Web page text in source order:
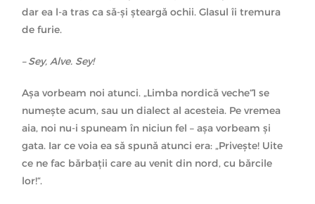
dar ea l-a tras ca să-și șteargă ochii. Glasul îi tremura
de furie.
– Sey, Alve. Sey!
Așa vorbeam noi atunci. „Limba nordică veche“1 se
numește acum, sau un dialect al acesteia. Pe vremea
aia, noi nu-i spuneam în niciun fel – așa vorbeam și
gata. Iar ce voia ea să spună atunci era: „Privește! Uite
ce ne fac bărbații care au venit din nord, cu bărcile
lor!“.